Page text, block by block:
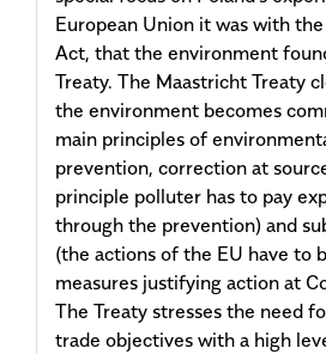
European Union it was with
Act, that the environment
Treaty. The Maastricht Treaty
the environment becomes
main principles of
prevention, correction at
principle polluter has to pay
through the prevention) and
(the actions of the EU have to
measures justifying action at
The Treaty stresses the need
trade objectives with a high